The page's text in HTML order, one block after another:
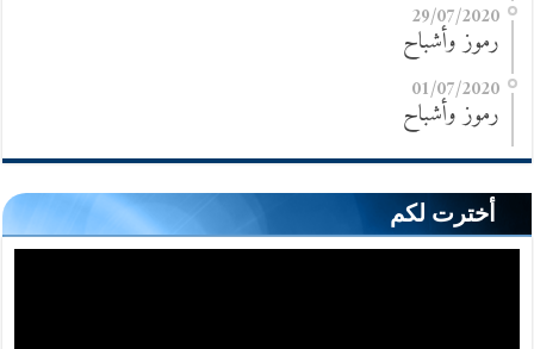
29/07/2020
رموز وأشباح
01/07/2020
رموز وأشباح
أخترت لكم